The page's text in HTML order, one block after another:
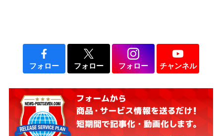
フォロー フォロー フォロー チャンネル